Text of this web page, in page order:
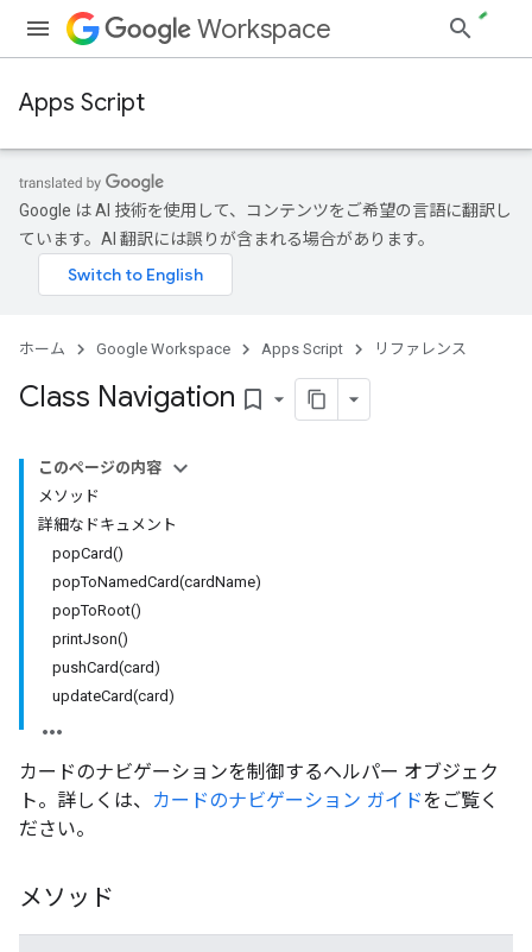
Workspace
Apps Script
Google は AI 技術を使用して、コンテンツをご希望の言語に翻訳し
ています。AI 翻訳には誤りが含まれる場合があります。
ホーム Google Workspace Apps Script リファレンス
Class Navigation bookmark_border
このページの内容
メソッド
詳細なドキュメント
popCard()
popToNamedCard(cardName)
popToRoot()
printJson()
pushCard(card)
updateCard(card)
カードのナビゲーションを制御するヘルパー オブジェク
ト。詳しくは、
カードのナビゲーション ガイドをご覧く
ださい。
メソッド